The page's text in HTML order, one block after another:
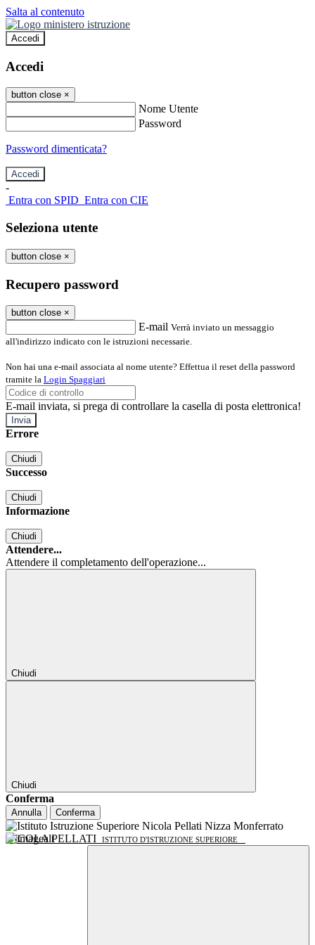
Salta al contenuto
Accedi
Accedi
button close ×
Nome Utente
Password
Password dimenticata?
-
Entra con SPID Entra con CIE
Seleziona utente
button close ×
Recupero password
button close ×
E-mail Verrà inviato un messaggio
all'indirizzo indicato con le istruzioni necessarie.
Non hai una e-mail associata al nome utente? Effettua il reset della password
tramite la Login Spaggiari
E-mail inviata, si prega di controllare la casella di posta elettronica!
Errore
Chiudi
Successo
Chiudi
Informazione
Chiudi
Attendere...
Attendere il completamento dell'operazione...
Chiudi
Chiudi
Conferma
Annulla Conferma
NICOLA PELLATI ISTITUTO D'ISTRUZIONE SUPERIORE